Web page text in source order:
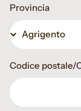
Provincia
Codice postale/